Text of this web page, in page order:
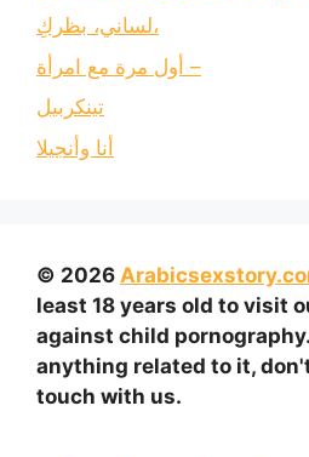
لساني، بظركِ،
أول مرة مع امرأة –
تينكربيل
أنا وأنجيلا
© 2026
least 18 years old to visit
against child
anything related to it,
touch with us.